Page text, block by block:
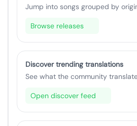
Jump into songs grouped by
Browse releases
Discover trending translations
See what the community
Open discover feed